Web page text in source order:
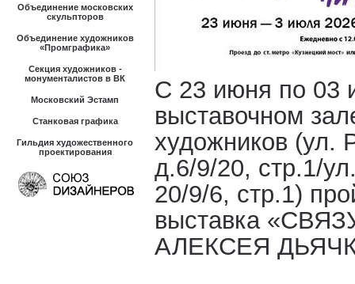
Объединение московских
скульпторов
Объединение художников
«Промграфика»
Секция художников -
монументалистов в ВК
Московский Эстамп
Станковая графика
Гильдия художественного
проектирования
С 23 июня по 03
выставочном
художников (ул.
д.6/9/20, стр.1/
20/9/6, стр.1)
выставка
АЛЕКСЕЯ